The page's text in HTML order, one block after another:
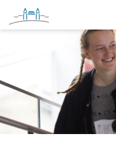
Virtueller
Menschen
Aktuelles